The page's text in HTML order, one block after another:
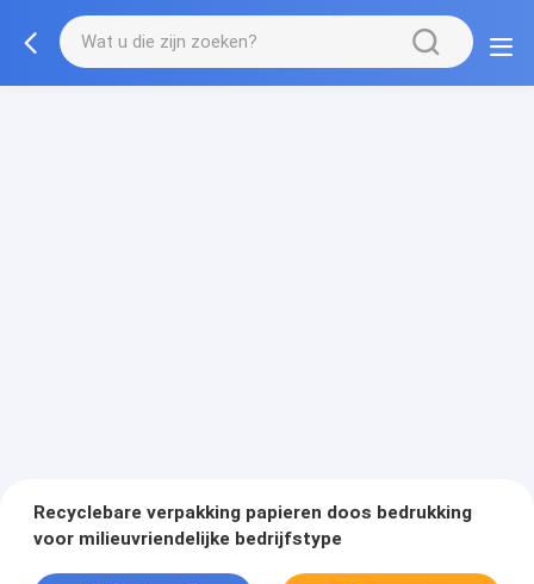
Recyclebare verpakking papieren doos bedrukking
voor milieuvriendelijke bedrijfstype